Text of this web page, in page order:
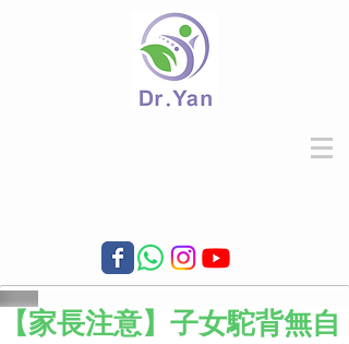
【家長注意】子女駝背無自